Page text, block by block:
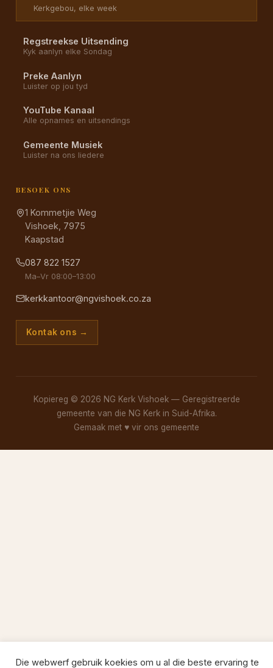
Kerkgebou, elke week
Regstreekse Uitsending
Kyk aanlyn elke Sondag
Preke Aanlyn
Luister op jou tyd
YouTube Kanaal
Alle opnames en uitsendings
Gemeente Musiek
Luister na ons liedere
BESOEK ONS
1 Kommetjie Weg
Vishoek, 7975
Kaapstad
087 822 1527
Ma–Vr 08:00–13:00
kerkkantoor@ngvishoek.co.za
Kontak ons →
Kopiereg © 2026 NG Kerk Vishoek — Geregistreerde
gemeente van die NG Kerk in Suid-Afrika.
Gemaak met ♥ vir ons gemeente
Die webwerf gebruik koekies om u al die beste ervaring te